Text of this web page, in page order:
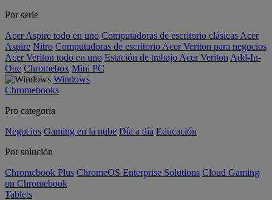
Por serie
Acer Aspire todo en uno Computadoras de escritorio clásicas Acer
Aspire Nitro Computadoras de escritorio Acer Veriton para negocios
Acer Veriton todo en uno Estación de trabajo Acer Veriton Add-In-
One Chromebox Mini PC
Windows
Chromebooks
Pro categoría
Negocios Gaming en la nube Día a día Educación
Por solución
Chromebook Plus ChromeOS Enterprise Solutions Cloud Gaming
on Chromebook
Tablets